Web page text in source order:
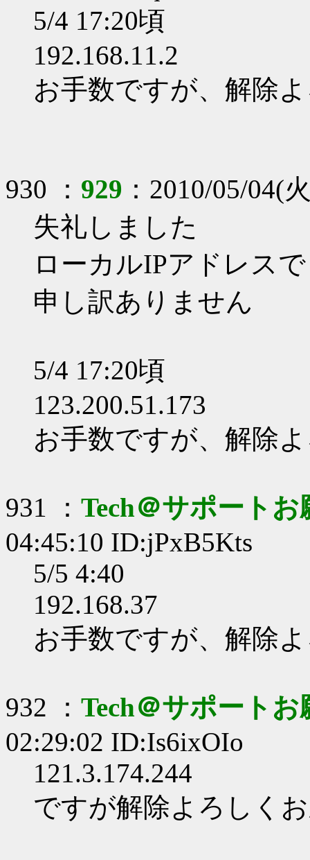
5/4 17:20頃
192.168.11.2
お手数ですが、解除
930 ： 929 ：2010/05/04(
失礼しました
ローカルIPアドレス
申し訳ありません
5/4 17:20頃
123.200.51.173
お手数ですが、解除
931 ： Tech＠サポート
04:45:10 ID:jPxB5Kts
5/5 4:40
192.168.37
お手数ですが、解除
932 ： Tech＠サポート
02:29:02 ID:Is6ixOIo
121.3.174.244
ですが解除よろしく